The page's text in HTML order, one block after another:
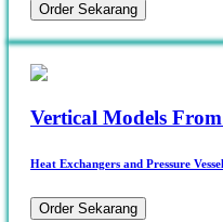
Order Sekarang
Vertical Models
Heat Exchangers and Pressure
Order Sekarang